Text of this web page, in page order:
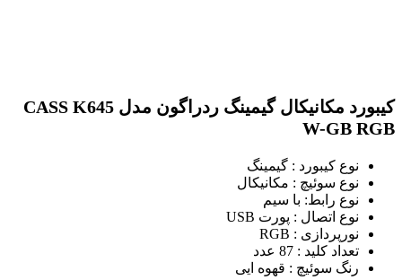
کیبورد مکانیکال گیمینگ ردراگون مدل CASS K645
W-GB RGB
نوع کیبورد : گیمینگ
نوع سوئیچ : مکانیکال
نوع رابط: با سیم
نوع اتصال : پورت USB
نورپردازی : RGB
تعداد کلید : 87 عدد
رنگ سوئیچ : قهوه ایی